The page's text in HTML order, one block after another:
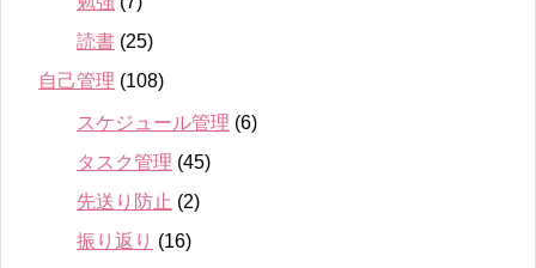
読書 (25)
自己管理 (108)
スケジュール管理 (6)
タスク管理 (45)
先送り防止 (2)
振り返り (16)